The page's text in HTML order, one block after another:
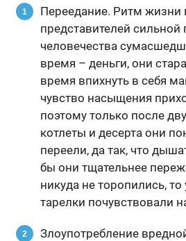
Переедание. Ритм жизни
представителей
человечества
время – деньги, они
время впихнуть в себя
чувство насыщения
поэтому только после
котлеты и десерта они
переели, да так, что
бы они тщательнее
никуда не торопились,
тарелки почувствовали
Злоупотребление